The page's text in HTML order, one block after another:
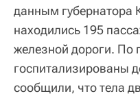
данным губернатора
находились 195
железной дороги. По
госпитализированы
сообщили, что тела